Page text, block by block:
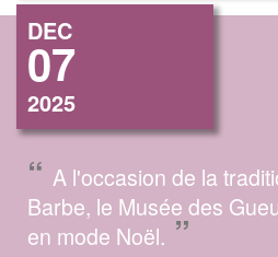
DEC
07
2025
“ A l'occasion de la
Barbe, le Musée des
en mode Noël. ”